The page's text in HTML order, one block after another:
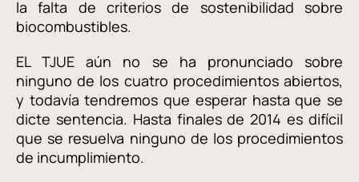
la falta de criterios de sostenibilidad sobre
biocombustibles.
EL TJUE aún no se ha pronunciado sobre
ninguno de los cuatro procedimientos abiertos,
y todavía tendremos que esperar hasta que se
dicte sentencia. Hasta finales de 2014 es difícil
que se resuelva ninguno de los procedimientos
de incumplimiento.